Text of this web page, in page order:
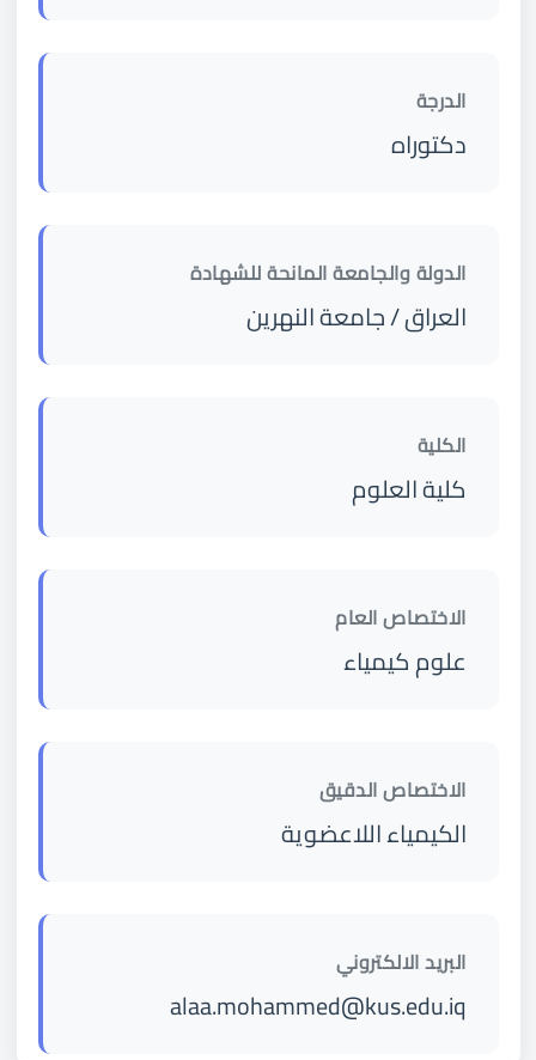
الدرجة
دكتوراه
الدولة والجامعة المانحة للشهادة
العراق / جامعة النهرين
الكلية
كلية العلوم
الاختصاص العام
علوم كيمياء
الاختصاص الدقيق
الكيمياء اللاعضوية
البريد الالكتروني
alaa.mohammed@kus.edu.iq